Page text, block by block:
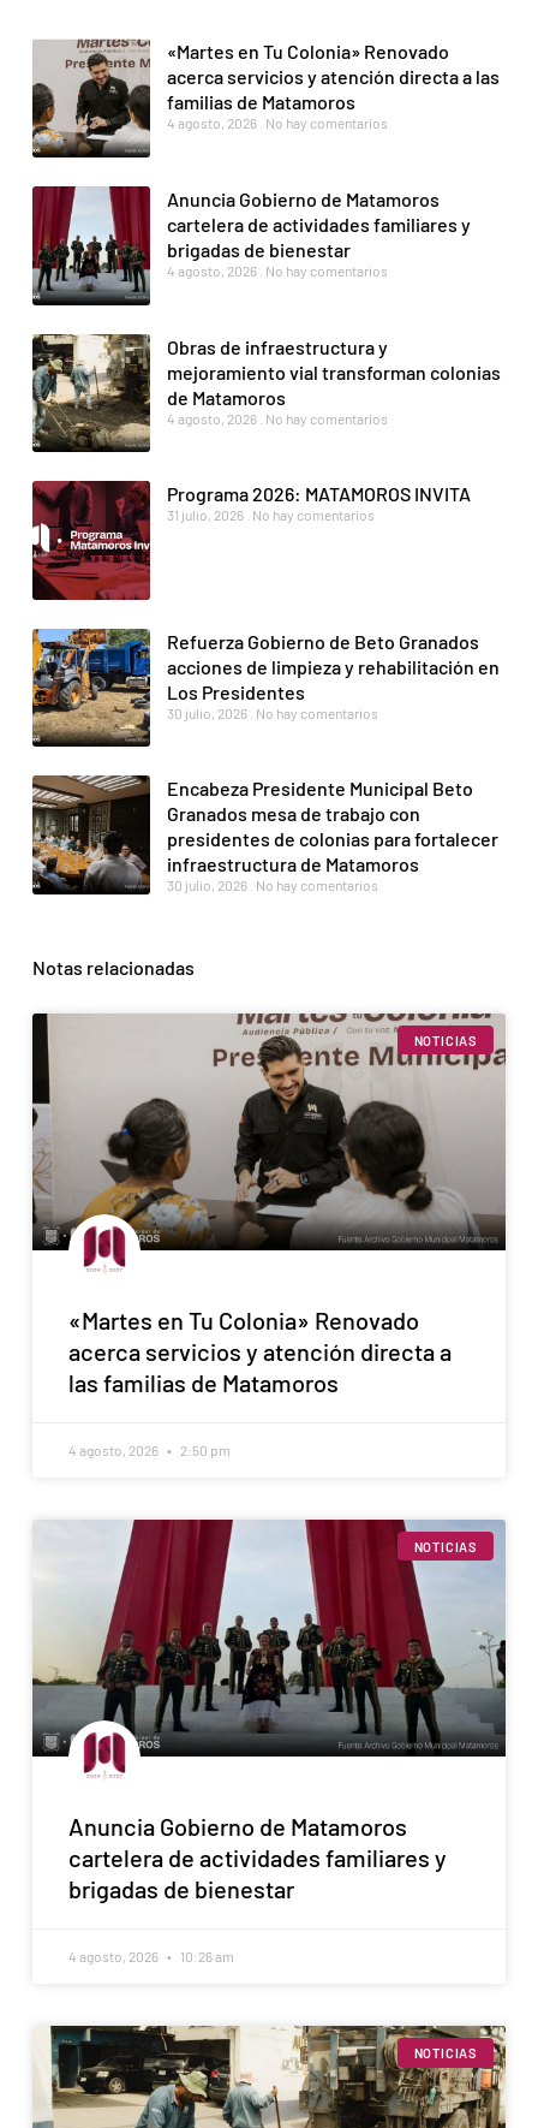
«Martes en Tu Colonia» Renovado
acerca servicios y atención directa a las
familias de Matamoros
4 agosto, 2026 No hay comentarios
Anuncia Gobierno de Matamoros
cartelera de actividades familiares y
brigadas de bienestar
4 agosto, 2026 No hay comentarios
Obras de infraestructura y
mejoramiento vial transforman colonias
de Matamoros
4 agosto, 2026 No hay comentarios
Programa 2026: MATAMOROS INVITA
31 julio, 2026 No hay comentarios
Refuerza Gobierno de Beto Granados
acciones de limpieza y rehabilitación en
Los Presidentes
30 julio, 2026 No hay comentarios
Encabeza Presidente Municipal Beto
Granados mesa de trabajo con
presidentes de colonias para fortalecer
infraestructura de Matamoros
30 julio, 2026 No hay comentarios
Notas relacionadas
NOTICIAS
«Martes en Tu Colonia» Renovado
acerca servicios y atención directa a
las familias de Matamoros
4 agosto, 2026 2:50 pm
NOTICIAS
Anuncia Gobierno de Matamoros
cartelera de actividades familiares y
brigadas de bienestar
4 agosto, 2026 10:26 am
NOTICIAS